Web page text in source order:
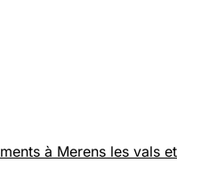
à Merens les vals et